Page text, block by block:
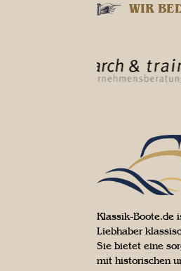
WIR
Klassik-Boote.de
Liebhaber
Sie bietet eine
mit historischen